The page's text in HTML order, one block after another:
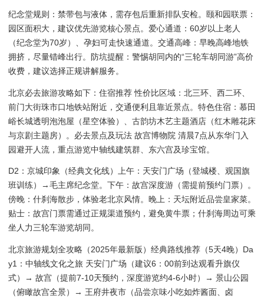
纪念堂规则：禁带包与液体，需存包后重新排队安检。颐和园联票：
园区面积大，建议优先游览核心景点。爱心通道：60岁以上老人
（纪念堂为70岁）、孕妇可走快速通道。交通高峰：早晚高峰地铁
拥挤，尽量错峰出行。防坑提醒：警惕胡同内的“三轮车胡同游”高价
收费，建议选择正规讲解服务。
北京必去旅游攻略如下：住宿推荐 性价比区域：北三环、西二环、
前门大街珠市口地铁站附近，交通便利且靠近景点。特色住宿：慕田
峪长城透明泡泡屋（星空体验）、古韵坊木艺主题酒店（红木雕花床
与京剧主题房）。必去景点及玩法 故宫博物院 清晨7点从东华门入
园避开人流，重点游览中轴线建筑群、东六宫及珍宝馆。
D2：京城印象（经典文化线）上午：天安门广场（登城楼、观国旗
班训练）→毛主席纪念堂。下午：故宫深度游（需提前预约门票）。
傍晚：什刹海散步，体验老北京风情。晚上：天坛附近品尝皇家菜。
贴士：故宫门票需通过正规渠道预约，避免黄牛票；什刹海周边可乘
坐人力三轮车游览胡同。
北京旅游规划全攻略（2025年最新版）经典路线推荐（5天4晚）Da
y1：中轴线文化之旅 天安门广场（建议6：00前到达观看升旗仪
式）→ 故宫（提前7-10天预约，深度游览约4-6小时）→ 景山公园
（俯瞰故宫全景）→ 王府井夜市（品尝京味小吃如炸酱面、卤